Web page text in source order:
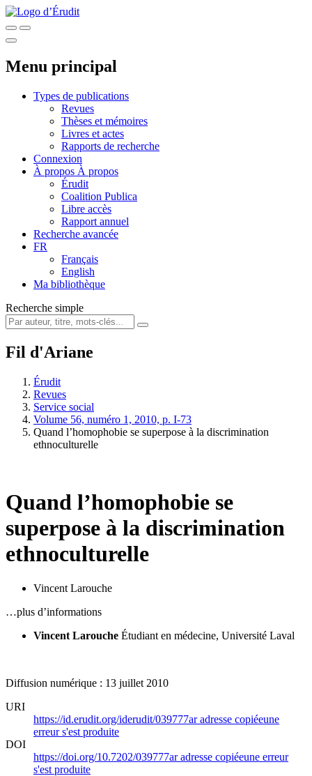
Menu principal
Types de publications
Revues
Thèses et mémoires
Livres et actes
Rapports de recherche
Connexion
À propos À propos
Érudit
Coalition Publica
Libre accès
Rapport annuel
Recherche avancée
FR
Français
English
Ma bibliothèque
Recherche simple
Fil d'Ariane
Érudit
Revues
Service social
Volume 56, numéro 1, 2010, p. I-73
Quand l’homophobie se superpose à la discrimination
ethnoculturelle
Quand l’homophobie se
superpose à la discrimination
ethnoculturelle
Vincent Larouche
…plus d’informations
Vincent Larouche Étudiant en médecine, Université Laval
Diffusion numérique : 13 juillet 2010
URI
https://id.erudit.org/iderudit/039777aradresse copiéeune
erreur s'est produite
DOI
https://doi.org/10.7202/039777aradresse copiéeune erreur
s'est produite